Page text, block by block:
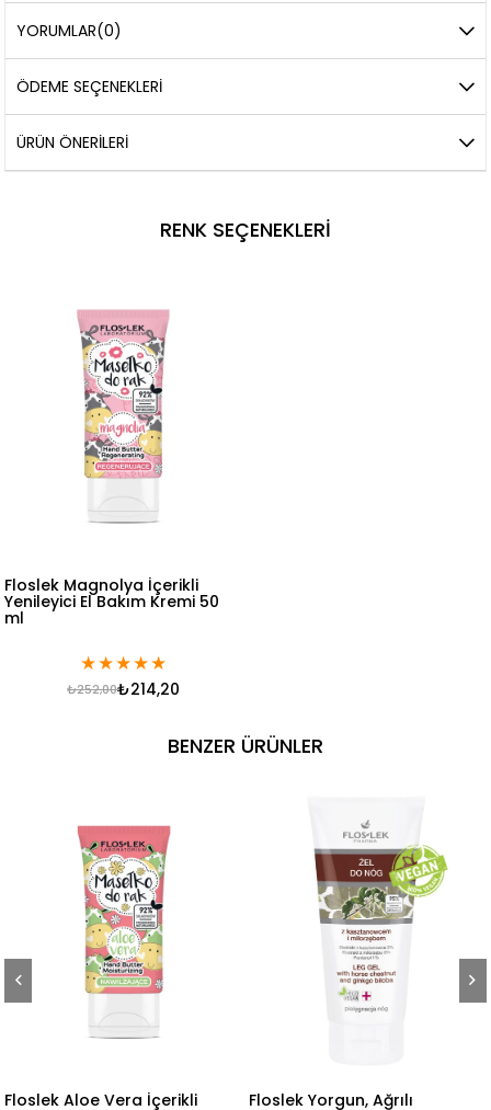
YORUMLAR(0)
ÖDEME SEÇENEKLERI
ÜRÜN ÖNERILERI
RENK SEÇENEKLERI
Floslek Magnolya İçerikli
Yenileyici El Bakım Kremi 50
ml
★★★★★
₺214,20
₺252,00
BENZER ÜRÜNLER
İçerikli Floslek Yorgun, Ağrılı Floslek